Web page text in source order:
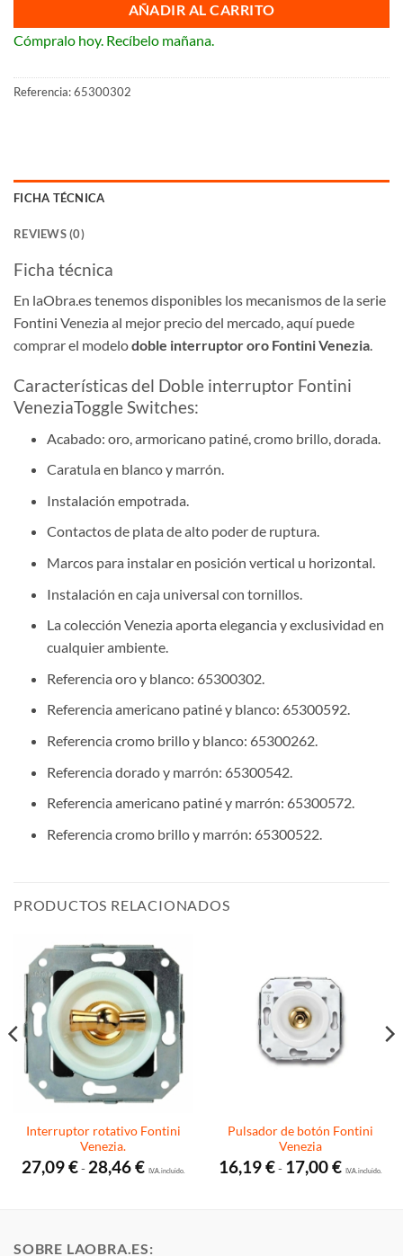
AÑADIR AL CARRITO
Cómpralo hoy. Recíbelo mañana.
Referencia:65300302
FICHA TÉCNICA
REVIEWS (0)
Ficha técnica
En laObra.es tenemos disponibles los mecanismos de la serie
Fontini Venezia al mejor precio del mercado, aquí puede
comprar el modelodoble interruptor oro Fontini Venezia.
Características del Doble interruptor Fontini
VeneziaToggle Switches:
Acabado: oro, armoricano patiné, cromo brillo, dorada.
Caratula en blanco y marrón.
Instalación empotrada.
Contactos de plata de alto poder de ruptura.
Marcos para instalar en posición vertical u horizontal.
Instalación en caja universal con tornillos.
La colección Venezia aporta elegancia y exclusividad en
cualquier ambiente.
Referencia oro y blanco: 65300302.
Referencia americano patiné y blanco: 65300592.
Referencia cromo brillo y blanco: 65300262.
Referencia dorado y marrón: 65300542.
Referencia americano patiné y marrón: 65300572.
Referencia cromo brillo y marrón: 65300522.
PRODUCTOS RELACIONADOS
Interruptor rotativo Fontini
Venezia.
27,09€- 28,46€Rango
de
I.V.A. incluido.
Pulsador de botón Fontini
Venezia
16,19€- 17,00€Rango
de
I.V.A. incluido.
SOBRE LAOBRA.ES: